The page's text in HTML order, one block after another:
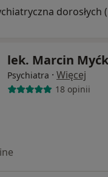
lek. Marcin
Psychiatra · Więcej
18 opinii